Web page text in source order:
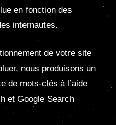
en fonction des
internautes.
de votre site
nous produisons un
de mots-clés à l’aide
et Google Search